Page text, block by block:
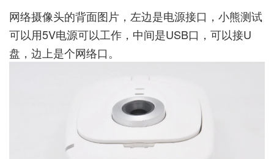
网络摄像头的背面图片，左边是电源接口，小熊测试
可以用5V电源可以工作，中间是USB口，可以接U
盘，边上是个网络口。